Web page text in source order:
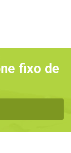
fixo de